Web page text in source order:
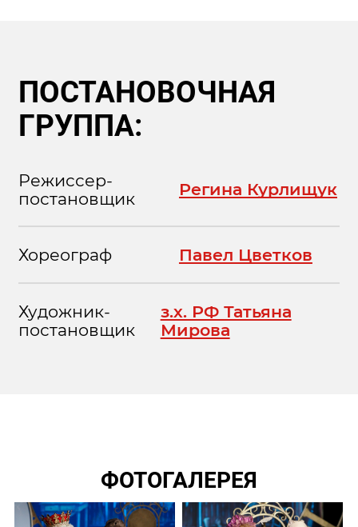
ПОСТАНОВОЧНАЯ
ГРУППА:
Режиссер-
постановщик
Регина Курлищук
Хореограф Павел Цветков
Художник-
постановщик
з.х. РФ Татьяна
Мирова
ФОТОГАЛЕРЕЯ